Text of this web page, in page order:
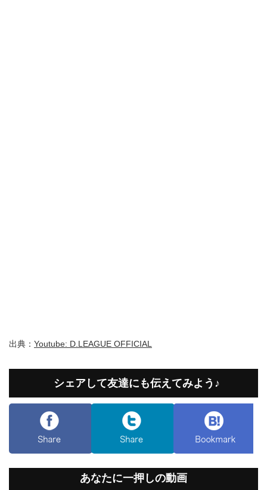
出典： Youtube: D.LEAGUE OFFICIAL
シェアして友達にも伝えてみよう♪
あなたに一押しの動画